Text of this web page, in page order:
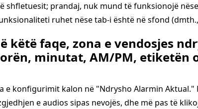
prandaj, nuk mund të funksionojë
ruhet nëse tab-i është në sfond
këtë faqe, zona e vendosjes
minutat, AM/PM, etiketën
e konfigurimit kalon në "Ndrysho Alarmin
e audios sipas nevojës, dhe më pas të